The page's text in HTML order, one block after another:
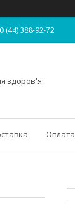
(44) 388-92-72
здоров'я
Оплата